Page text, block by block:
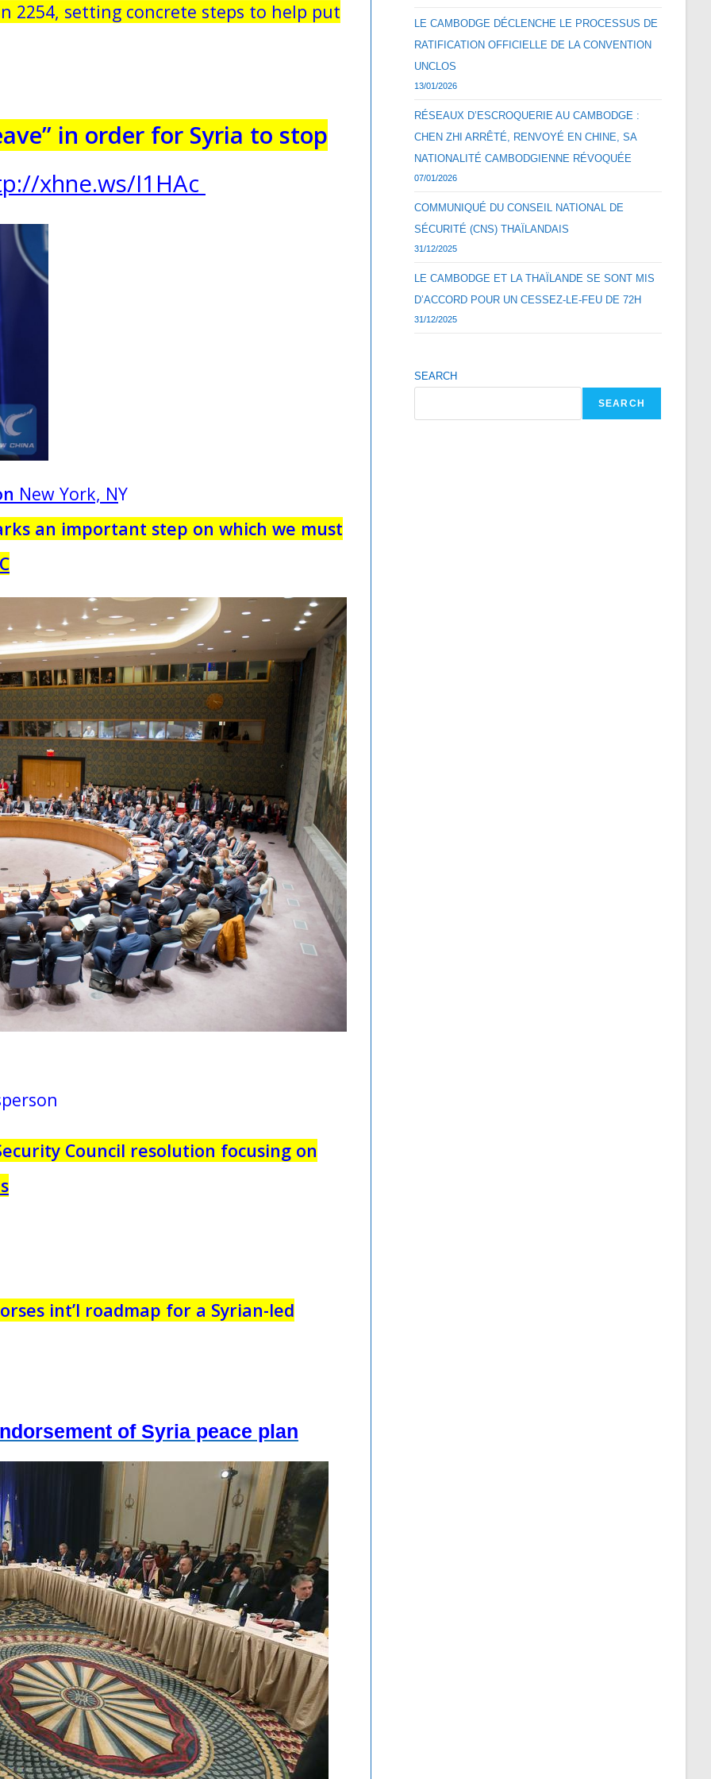
2254, setting concrete steps to help put
in order for Syria to stop
xhne.ws/I1HAc
New York, NY
an important step on which we must
Council resolution focusing on
int’l roadmap for a Syrian-led
of Syria peace plan
LE CAMBODGE DÉCLENCHE LE PROCESSUS DE
RATIFICATION OFFICIELLE DE LA CONVENTION
UNCLOS
13/01/2026
RÉSEAUX D’ESCROQUERIE AU CAMBODGE :
CHEN ZHI ARRÊTÉ, RENVOYÉ EN CHINE, SA
NATIONALITÉ CAMBODGIENNE RÉVOQUÉE
07/01/2026
COMMUNIQUÉ DU CONSEIL NATIONAL DE
SÉCURITÉ (CNS) THAÏLANDAIS
31/12/2025
LE CAMBODGE ET LA THAÏLANDE SE SONT MIS
D’ACCORD POUR UN CESSEZ-LE-FEU DE 72H
31/12/2025
SEARCH
SEARCH